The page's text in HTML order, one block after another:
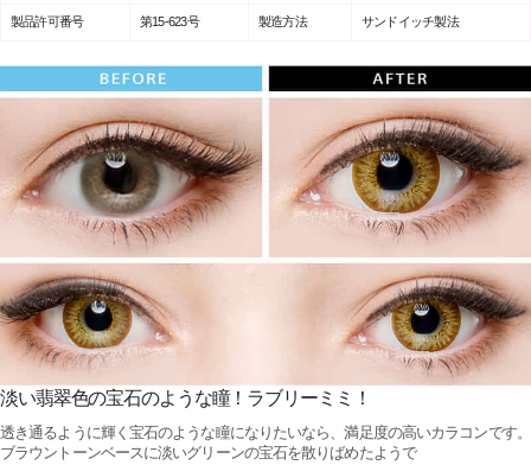
製品許可番号 第15-623号 製造方法 サンドイッチ製法
淡い翡翠色の宝石のような瞳！ラブリーミミ！
透き通るように輝く宝石のような瞳になりたいなら、満足度の高いカラコンです。
ブラウントーンベースに淡いグリーンの宝石を散りばめたようで